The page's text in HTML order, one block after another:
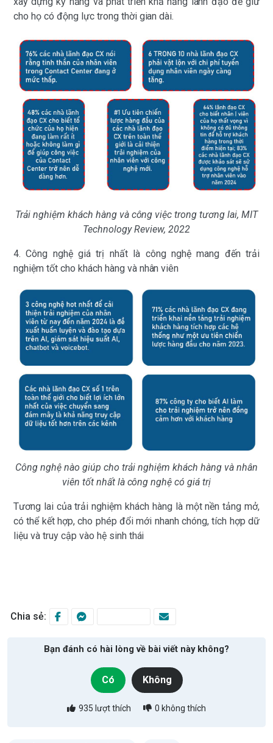
cho họ có động lực trong thời gian dài.
Trải nghiệm khách hàng và công việc trong tương lai, MIT
Technology Review, 2022
4. Công nghệ giá trị nhất là công nghệ mang đến trải
nghiệm tốt cho khách hàng và nhân viên
Công nghệ nào giúp cho trải nghiệm khách hàng và nhân
viên tốt nhất là công nghệ có giá trị
Tương lai của trải nghiệm khách hàng là một nền tảng mở,
có thể kết hợp, cho phép đổi mới nhanh chóng, tích hợp dữ
liệu và truy cập vào hệ sinh thái
Chia sẻ:
Bạn đánh có hài lòng về bài viết này không?
Có Không
935 lượt thích 0 không thích